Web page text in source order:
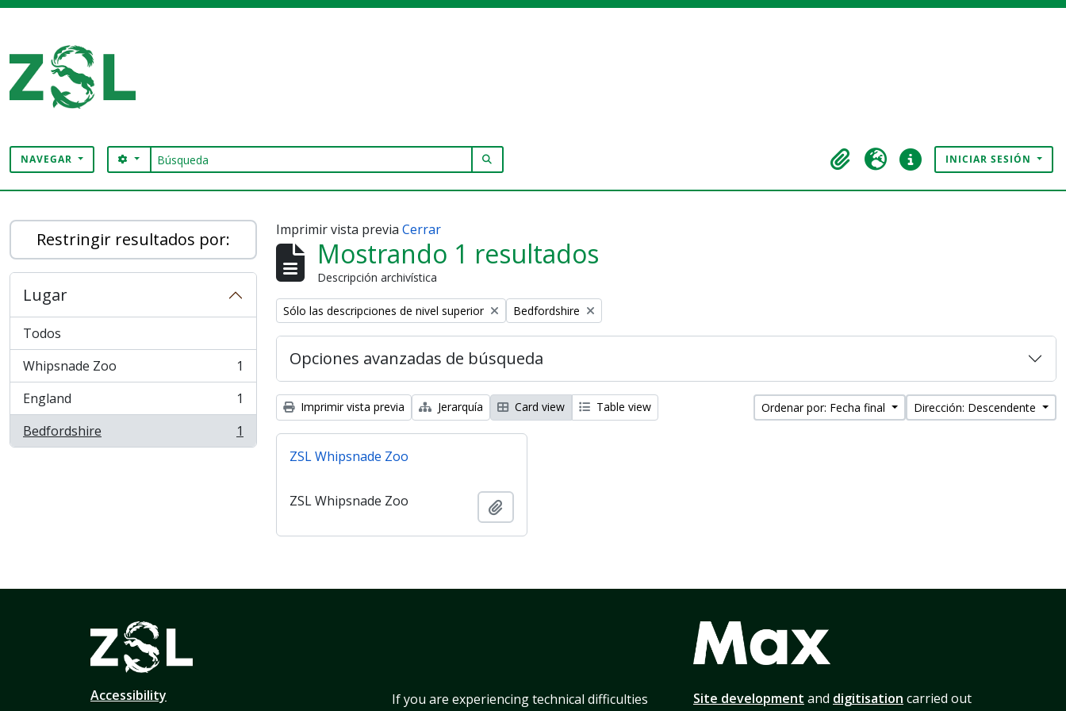
NAVEGAR Búsqueda
SEARCH OPTIONS
Portapapeles
Idioma Enlaces rápidosINICIAR SESIÓN
Restringir resultados por:
Lugar
Todos
Whipsnade Zoo
, 1 resultados
1
England
, 1 resultados
1
Bedfordshire
, 1 resultados 1
Imprimir vista previa Cerrar
Mostrando 1 resultados
Descripción archivística
Remove filter:
Sólo las descripciones de nivel superior Remove filter:
Bedfordshire
Opciones avanzadas de búsqueda
Imprimir vista previa Jerarquía Card view Table view Ordenar por: Fecha final Dirección: Descendente
ZSL Whipsnade Zoo
ZSL Whipsnade Zoo
Accessibility
If you are experiencing technical difficulties
Site development and digitisation carried out